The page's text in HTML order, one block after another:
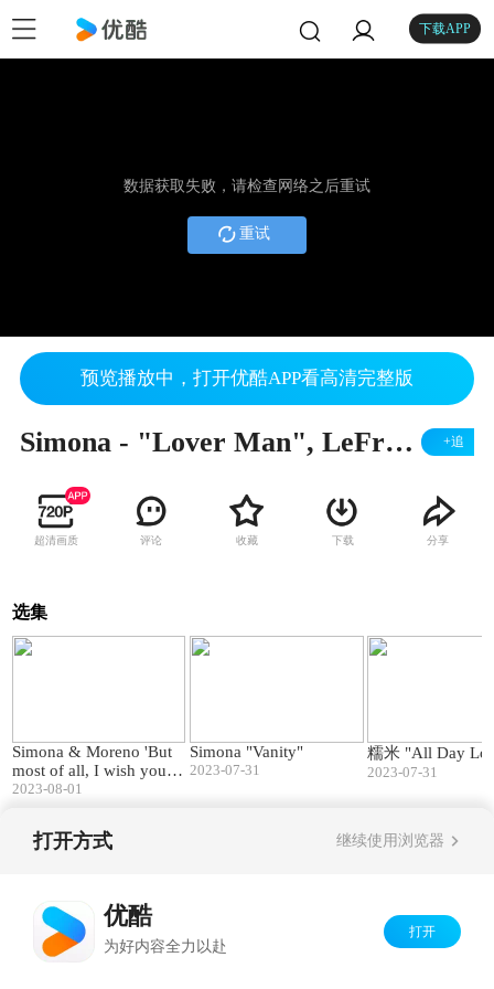
下载APP
数据获取失败，请检查网络之后重试
重试
预览播放中，打开优酷APP看高清完整版
Simona - "Lover Man", LeFrak Concert Hall NYC +追
超清画质 评论 收藏 下载 分享
选集
Simona & Moreno 'But
most of all, I wish you lo
ve'
2023-08-01
Simona "Vanity"
2023-07-31
糯米 "All Day
2023-07-31
打开方式 继续使用浏览器
优酷
为好内容全力以赴
打开